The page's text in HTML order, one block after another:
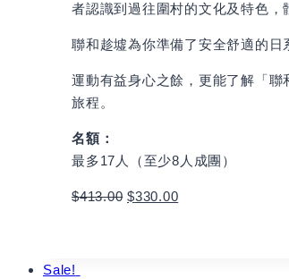
者認識到過往圍村的文化及特色，
聯和趁墟為你準備了安全舒適的
運動有益身心之餘，更能了解「
旅程。
名額：
最多17人（至少8人成團）
$413.00 $330.00
Sale!